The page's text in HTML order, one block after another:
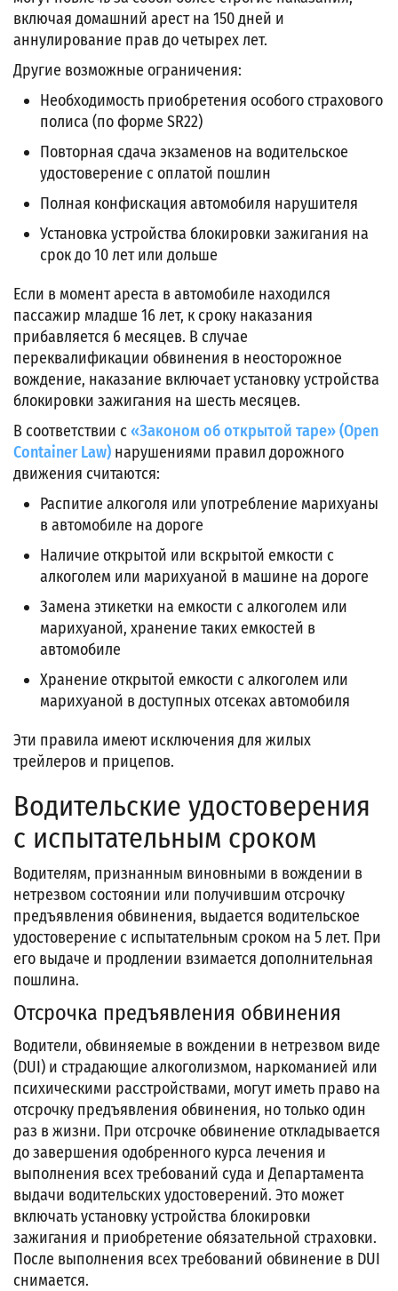
включая домашний арест на 150 дней и
аннулирование прав до четырех лет.
Другие возможные ограничения:
Необходимость приобретения особого страхового
полиса (по форме SR22)
Повторная сдача экзаменов на водительское
удостоверение с оплатой пошлин
Полная конфискация автомобиля нарушителя
Установка устройства блокировки зажигания на
срок до 10 лет или дольше
Если в момент ареста в автомобиле находился
пассажир младше 16 лет, к сроку наказания
прибавляется 6 месяцев. В случае
переквалификации обвинения в неосторожное
вождение, наказание включает установку устройства
блокировки зажигания на шесть месяцев.
В соответствии с «Законом об открытой таре» (Open
Container Law) нарушениями правил дорожного
движения считаются:
Распитие алкоголя или употребление марихуаны
в автомобиле на дороге
Наличие открытой или вскрытой емкости с
алкоголем или марихуаной в машине на дороге
Замена этикетки на емкости с алкоголем или
марихуаной, хранение таких емкостей в
автомобиле
Хранение открытой емкости с алкоголем или
марихуаной в доступных отсеках автомобиля
Эти правила имеют исключения для жилых
трейлеров и прицепов.
Водительские удостоверения
с испытательным сроком
Водителям, признанным виновными в вождении в
нетрезвом состоянии или получившим отсрочку
предъявления обвинения, выдается водительское
удостоверение с испытательным сроком на 5 лет. При
его выдаче и продлении взимается дополнительная
пошлина.
Отсрочка предъявления обвинения
Водители, обвиняемые в вождении в нетрезвом виде
(DUI) и страдающие алкоголизмом, наркоманией или
психическими расстройствами, могут иметь право на
отсрочку предъявления обвинения, но только один
раз в жизни. При отсрочке обвинение откладывается
до завершения одобренного курса лечения и
выполнения всех требований суда и Департамента
выдачи водительских удостоверений. Это может
включать установку устройства блокировки
зажигания и приобретение обязательной страховки.
После выполнения всех требований обвинение в DUI
снимается.